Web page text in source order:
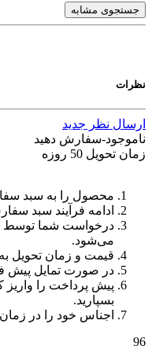
جستجوی مشابه
نظرات
ارسال نظر جدید
ناموجود-سفارش دهید
زمان تحویل 50 روزه
محصول را به سبد
ادامه فرآیند سبد
درخواست شما توسط
می‌شود.
قیمت و زمان تحویل
در صورت تمایل پیش
پیش پرداخت را واریز
بسپارید.
اجناس خود را در
96